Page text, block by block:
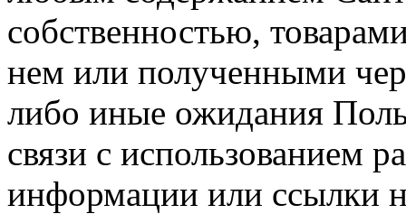
собственностью,
нем или полученными
либо иные ожидания
связи с использованием
информации или ссылки